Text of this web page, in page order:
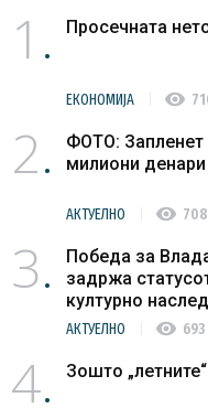
1 Просечната
ЕКОНОМИЈА visibility
2
ФОТО: Запленет
милиони денари
АКТУЕЛНО visibility 708
3
Победа за
задржа
културно
АКТУЕЛНО visibility 693
4 Зошто